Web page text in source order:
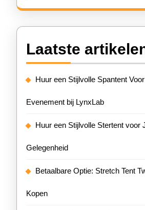
Laatste
Huur een Stijlvolle Spantent
Evenement bij LynxLab
Huur een Stijlvolle Stertent voor
Gelegenheid
Betaalbare Optie: Stretch Tent
Kopen